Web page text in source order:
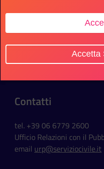
Sede Ufficio
Via della Ferratella in
Contatti
tel. +39 06 6779 2600
Ufficio Relazioni con il
email urp@serviziocivile.it
Accetta